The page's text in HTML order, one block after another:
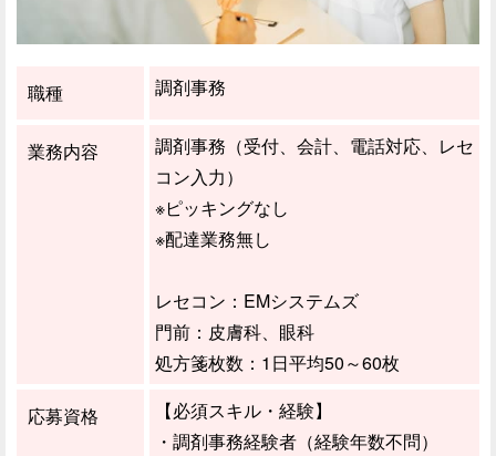
職種 調剤事務
業務内容
調剤事務（受付、会計、電話対応、レセ
コン入力）
※ピッキングなし
※配達業務無し
レセコン：EMシステムズ
門前：皮膚科、眼科
処方箋枚数：1日平均50～60枚
応募資格
【必須スキル・経験】
・調剤事務経験者（経験年数不問）